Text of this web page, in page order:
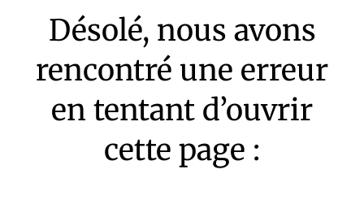
Désolé, nous avons
rencontré une erreur
en tentant d’ouvrir
cette page :